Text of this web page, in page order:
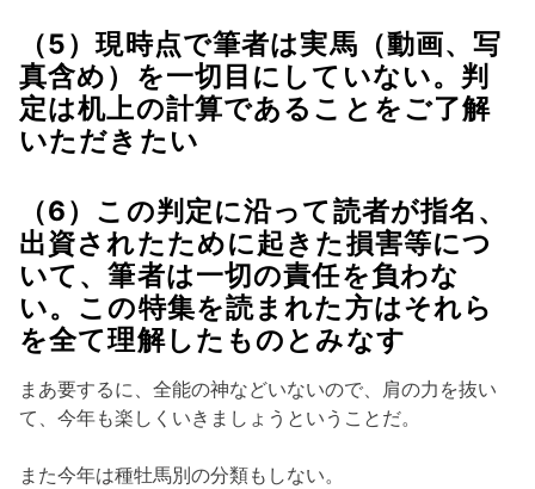
（5）現時点で筆者は実馬（動画、写
真含め）を一切目にしていない。判
定は机上の計算であることをご了解
いただきたい
（6）この判定に沿って読者が指名、
出資されたために起きた損害等につ
いて、筆者は一切の責任を負わな
い。この特集を読まれた方はそれら
を全て理解したものとみなす
まあ要するに、全能の神などいないので、肩の力を抜い
て、今年も楽しくいきましょうということだ。
また今年は種牡馬別の分類もしない。